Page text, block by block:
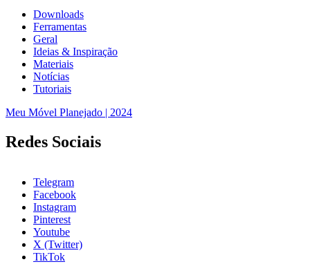
Downloads
Ferramentas
Geral
Ideias & Inspiração
Materiais
Notícias
Tutoriais
Meu Móvel Planejado | 2024
Redes Sociais
Telegram
Facebook
Instagram
Pinterest
Youtube
X (Twitter)
TikTok